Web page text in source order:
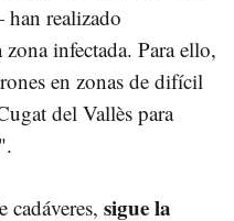
realizado
infectada. Para ello,
en zonas de difícil
del Vallès para
cadáveres, sigue la